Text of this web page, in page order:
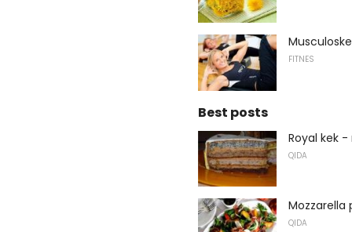
FITNES
Best posts
Royal kek
QIDA
Mozzarella
QIDA